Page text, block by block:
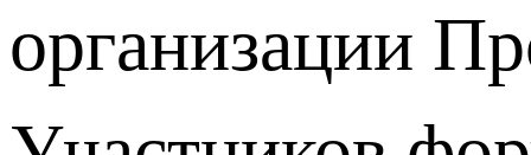
организации